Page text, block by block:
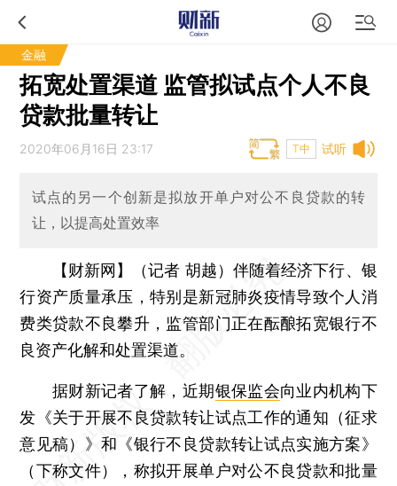
金融
拓宽处置渠道 监管拟试点个人不良
贷款批量转让
试听
2020年06月16日 23:17 T中
试点的另一个创新是拟放开单户对公不良贷款的转
让，以提高处置效率
【财新网】（记者 胡越） 伴随着经济下行、银
行资产质量承压，特别是新冠肺炎疫情导致个人消
费类贷款不良攀升，监管部门正在酝酿拓宽银行不
良资产化解和处置渠道。
据财新记者了解，近期银保监会向业内机构下
发《关于开展不良贷款转让试点工作的通知（征求
意见稿）》和《银行不良贷款转让试点实施方案》
（下称文件），称拟开展单户对公不良贷款和批量